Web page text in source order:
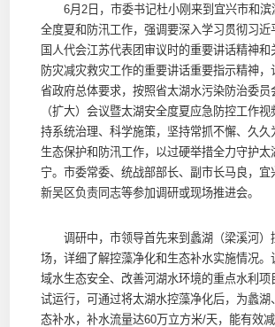
6月2日，市委书记杜小刚来到宜兴市和滨
全度夏和防汛工作，强调要深入学习贯彻习近
国人代会江苏代表团审议时的重要讲话精神和
防灾减灾救灾工作的重要讲话重要指示精神，
省政府总体要求，按照省太湖水污染防治委员
（扩大）会议暨太湖安全度夏应急防控工作
持系统治理、科学施策，坚持常抓不懈、久久
生态保护和防汛工作，以过硬举措全力守护太
宁。市委常委、统战部部长、副市长马良，宜
新吴区负责同志等参加调研或现场推进会。
调研中，市领导首先来到蠡湖（梁溪河）
场，详细了解控藻净化和生态补水实施情况。
域水生态安全、改善河湖水环境的重点水利项
试运行，可通过将太湖水控藻净化后，为蠡湖
态补水，补水流量达60万立方米/天，能有效